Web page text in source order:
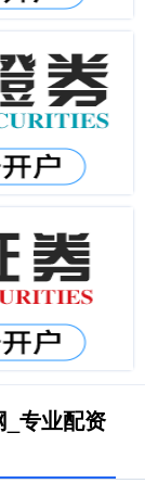
专业配资